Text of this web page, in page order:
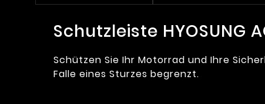
Schutzleiste HYOSUNG
Schützen Sie Ihr Motorrad und Ihre
Falle eines Sturzes begrenzt.